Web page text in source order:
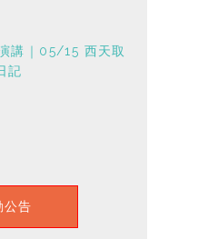
講｜05/15 西天取
記
公告